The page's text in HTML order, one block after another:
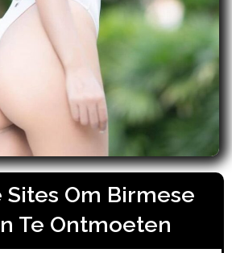
Sites Om Birmese
Te Ontmoeten